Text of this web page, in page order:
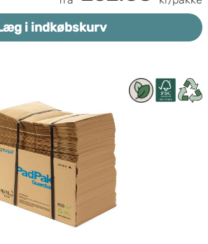
system
i indkøbskurv